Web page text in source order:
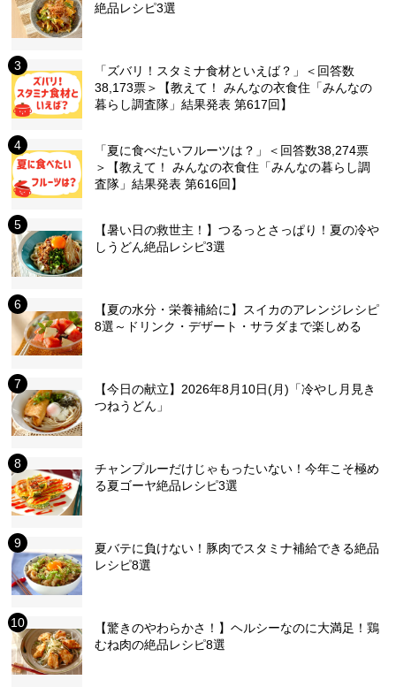
絶品レシピ3選
「ズバリ！スタミナ食材といえば？」＜回答数
38,173票＞【教えて！ みんなの衣食住「みんなの
暮らし調査隊」結果発表 第617回】
「夏に食べたいフルーツは？」＜回答数38,274票
＞【教えて！ みんなの衣食住「みんなの暮らし調
査隊」結果発表 第616回】
【暑い日の救世主！】つるっとさっぱり！夏の冷や
しうどん絶品レシピ3選
【夏の水分・栄養補給に】スイカのアレンジレシピ
8選～ドリンク・デザート・サラダまで楽しめる
【今日の献立】2026年8月10日(月)「冷やし月見き
つねうどん」
チャンプルーだけじゃもったいない！今年こそ極め
る夏ゴーヤ絶品レシピ3選
夏バテに負けない！豚肉でスタミナ補給できる絶品
レシピ8選
【驚きのやわらかさ！】ヘルシーなのに大満足！鶏
むね肉の絶品レシピ8選